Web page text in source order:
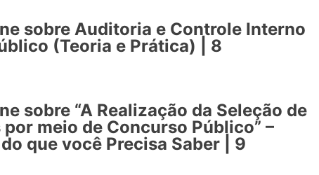
sobre Auditoria e Controle Interno
(Teoria e Prática) | 8
sobre “A Realização da Seleção de
meio de Concurso Público” –
que você Precisa Saber | 9